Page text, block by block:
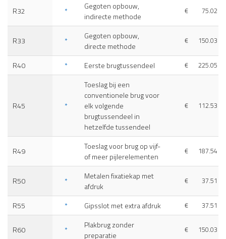
R32 *
Gegoten opbouw,
indirecte methode
€ 75.02
R33 *
Gegoten opbouw,
directe methode
€ 150.03
R40 * Eerste brugtussendeel € 225.05
R45 *
Toeslag bij een
conventionele brug voor
elk volgende
brugtussendeel in
hetzelfde tussendeel
€ 112.53
R49
Toeslag voor brug op vijf-
of meer pijlerelementen
€ 187.54
R50 *
Metalen fixatiekap met
afdruk
€ 37.51
R55 * Gipsslot met extra afdruk € 37.51
R60 *
Plakbrug zonder
preparatie
€ 150.03